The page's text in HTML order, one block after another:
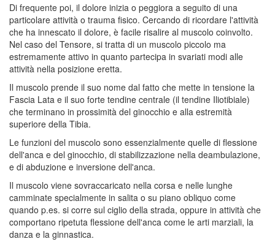
Di frequente poi, il dolore inizia o peggiora a seguito di una
particolare attività o trauma fisico. Cercando di ricordare l'attività
che ha innescato il dolore, è facile risalire al muscolo coinvolto.
Nel caso del Tensore, si tratta di un muscolo piccolo ma
estremamente attivo in quanto partecipa in svariati modi alle
attività nella posizione eretta.
Il muscolo prende il suo nome dal fatto che mette in tensione la
Fascia Lata e il suo forte tendine centrale (il tendine Iliotibiale)
che terminano in prossimità del ginocchio e alla estremità
superiore della Tibia.
Le funzioni del muscolo sono essenzialmente quelle di flessione
dell'anca e del ginocchio, di stabilizzazione nella deambulazione,
e di abduzione e inversione dell'anca.
Il muscolo viene sovraccaricato nella corsa e nelle lunghe
camminate specialmente in salita o su piano obliquo come
quando p.es. si corre sul ciglio della strada, oppure in attività che
comportano ripetuta flessione dell'anca come le arti marziali, la
danza e la ginnastica.